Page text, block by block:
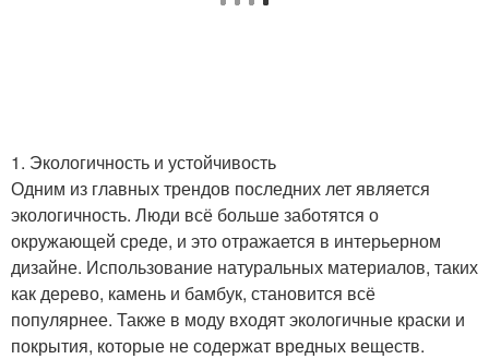
1. Экологичность и устойчивость
Одним из главных трендов последних лет является
экологичность. Люди всё больше заботятся о
окружающей среде, и это отражается в интерьерном
дизайне. Использование натуральных материалов, таких
как дерево, камень и бамбук, становится всё
популярнее. Также в моду входят экологичные краски и
покрытия, которые не содержат вредных веществ.